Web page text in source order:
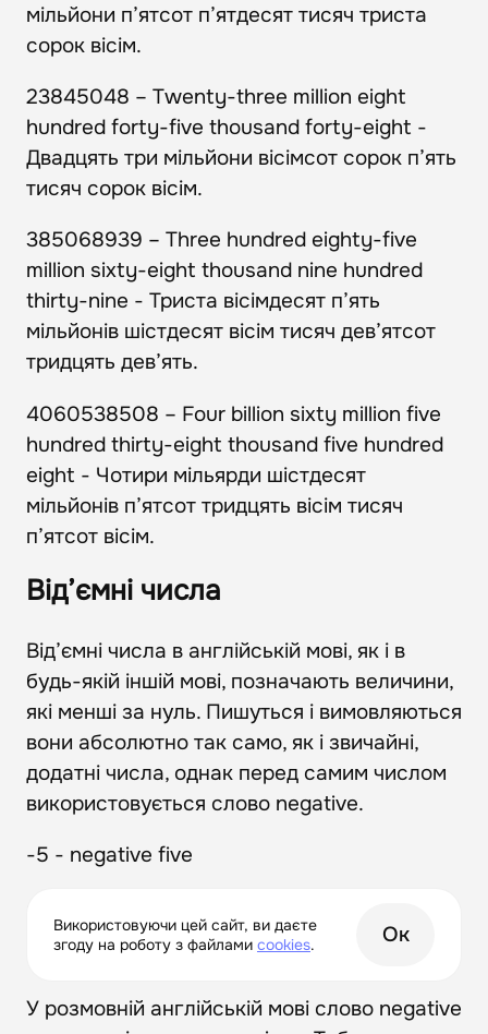
мільйони п’ятсот п’ятдесят тисяч триста
сорок вісім.
23845048 – Twenty-three million eight
hundred forty-five thousand forty-eight -
Двадцять три мільйони вісімсот сорок п’ять
тисяч сорок вісім.
385068939 – Three hundred eighty-five
million sixty-eight thousand nine hundred
thirty-nine - Триста вісімдесят п’ять
мільйонів шістдесят вісім тисяч дев’ятсот
тридцять дев’ять.
4060538508 – Four billion sixty million five
hundred thirty-eight thousand five hundred
eight - Чотири мільярди шістдесят
мільйонів п’ятсот тридцять вісім тисяч
п’ятсот вісім.
Від’ємні числа
Від’ємні числа в англійській мові, як і в
будь-якій іншій мові, позначають величини,
які менші за нуль. Пишуться і вимовляються
вони абсолютно так само, як і звичайні,
додатні числа, однак перед самим числом
використовується слово negative.
-5 - negative five
-134 - negative one hundred thirty four
У розмовній англійській мові слово negative
Використовуючи цей сайт, ви даєте
згоду на роботу з файлами сookies. Ок